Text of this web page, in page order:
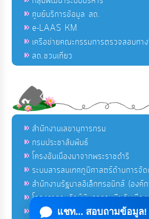
ศูนย์บริการข้อมูล สถ.
e-LAAS KM
เครือข่ายคณะกรรมการตรวจสอบทา
สถ.ชวนเที่ยว
สำนักงานเลขานุการกรม
กรมประชาสัมพันธ์
โครงอันเนื่องมาจากพระราชดำริ
ระบบสารสนเทศภูมิศาสตร์ด้านการจัด
สำนักงานรัฐบาลอิเล็กทรอนิกส์ (องค์
โครงการอนุรักษ์พันธุกรรมพืชอันเนื่อ
คลังข่าวมหาไทย
แชท... สอบถามข้อมูล!